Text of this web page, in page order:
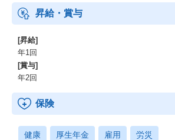
金：有
昇給・賞与
[昇給]
年1回
[賞与]
年2回
保険
健康 厚生年金 雇用 労災